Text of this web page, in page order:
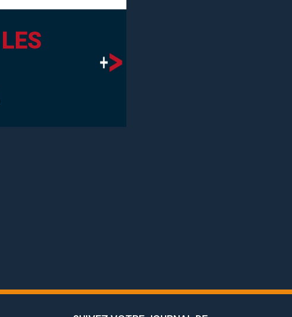
LES